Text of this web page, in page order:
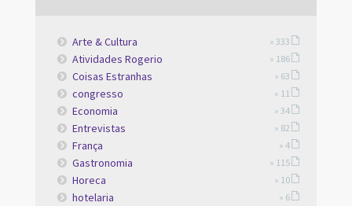
Arte & Cultura » 333
Atividades Rogerio » 186
Coisas Estranhas » 63
congresso » 11
Economia » 34
Entrevistas » 82
França » 4
Gastronomia » 115
Horeca » 10
hotelaria » 6